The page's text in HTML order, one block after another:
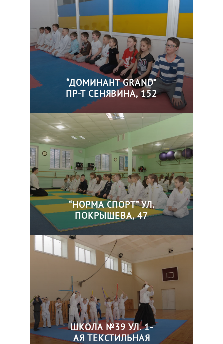
“ДОМИНАНТ GRAND”
ПР-Т СЕНЯВИНА, 152
“НОРМА СПОРТ” УЛ.
ПОКРЫШЕВА, 47
ШКОЛА №39 УЛ. 1-
АЯ ТЕКСТИЛЬНАЯ